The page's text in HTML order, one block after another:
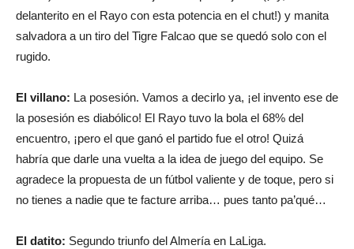
delanterito en el Rayo con esta potencia en el chut!) y manita
salvadora a un tiro del Tigre Falcao que se quedó solo con el
rugido.
El villano: La posesión. Vamos a decirlo ya, ¡el invento ese de
la posesión es diabólico! El Rayo tuvo la bola el 68% del
encuentro, ¡pero el que ganó el partido fue el otro! Quizá
habría que darle una vuelta a la idea de juego del equipo. Se
agradece la propuesta de un fútbol valiente y de toque, pero si
no tienes a nadie que te facture arriba… pues tanto pa’qué…
El datito: Segundo triunfo del Almería en LaLiga.